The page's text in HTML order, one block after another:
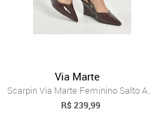
Via Marte
Scarpin Via Marte
R$ 239,99